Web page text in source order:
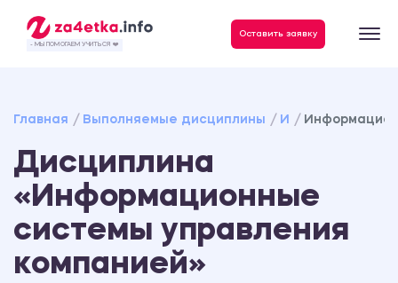
- МЫ ПОМОГАЕМ УЧИТЬСЯ ❤️
Оставить заявку
Главная Выполняемые дисциплины И
Дисциплина
«Информационные
системы управления
компанией»